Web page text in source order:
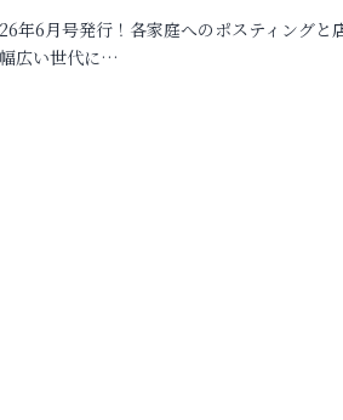
年6月号発行！各家庭へのポスティングと
広い世代に…